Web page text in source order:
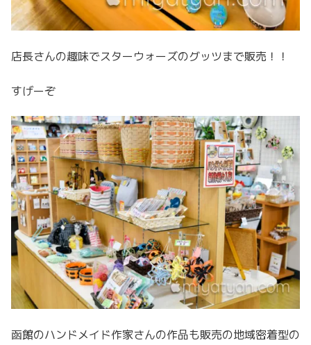
店長さんの趣味でスターウォーズのグッツまで販売！！
すげーぞ
函館のハンドメイド作家さんの作品も販売の地域密着型の